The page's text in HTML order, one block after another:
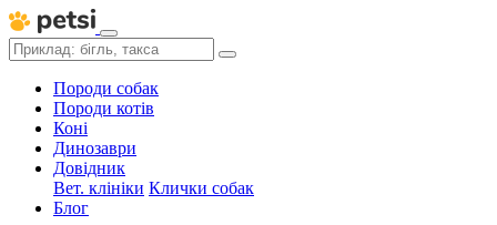
Породи собак
Породи котів
Коні
Динозаври
Довідник
Вет. клініки Клички собак
Блог